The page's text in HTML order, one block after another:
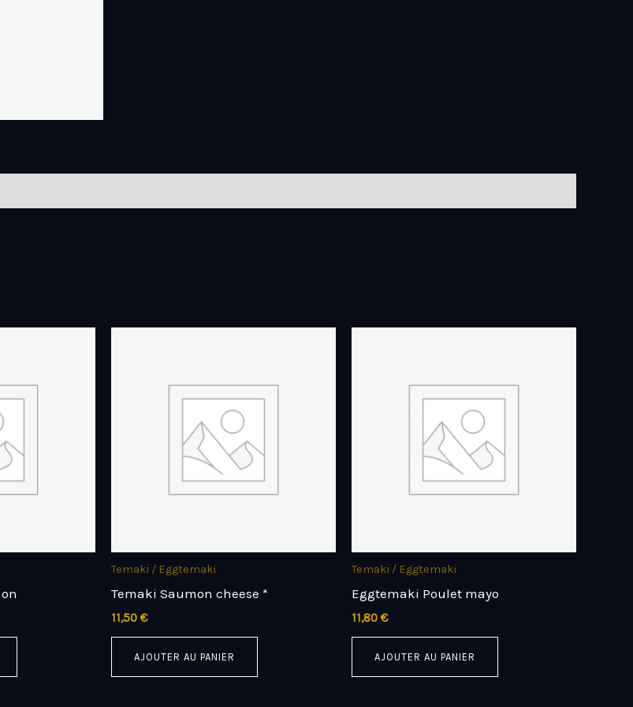
Temaki / Eggtemaki
Temaki Saumon cheese *
11,50 €
AJOUTER AU PANIER
Temaki / Eggtemaki
Eggtemaki Poulet mayo
11,80 €
AJOUTER AU PANIER